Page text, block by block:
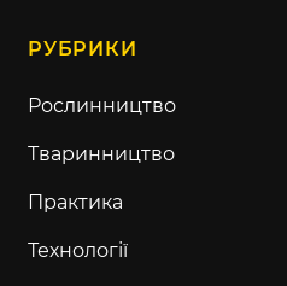
РУБРИКИ
Рослинництво
Тваринництво
Практика
Технології